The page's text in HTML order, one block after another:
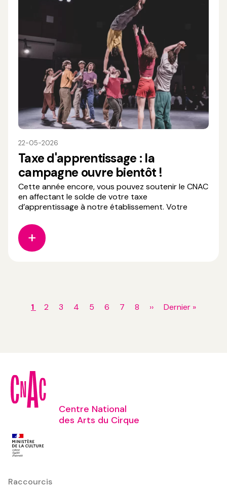
22-05-2026
Taxe d'apprentissage : la
campagne ouvre bientôt !
Cette année encore, vous pouvez soutenir le CNAC
en affectant le solde de votre taxe
d’apprentissage à notre établissement. Votre
moderniser nos équipements pédagogiques, -
Accompagner la formation d’artistes de cirque
polyvalents et créatifs, - Favoriser l
PaginationPage
1 Page
2 Page
3 Page
4 Page
5 Page
6 Page
7 Page
8
Page
››
Dernière
Dernier »
Centre National
des Arts du Cirque
Raccourcis